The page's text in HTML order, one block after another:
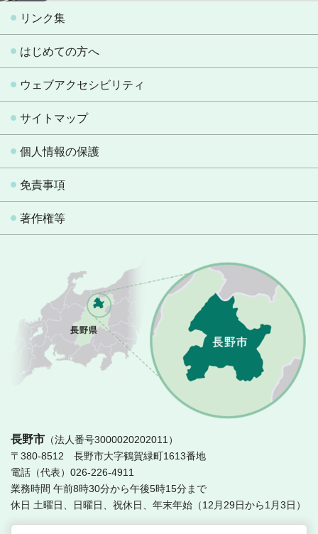
リンク集
はじめての方へ
ウェブアクセシビリティ
サイトマップ
個人情報の保護
免責事項
著作権等
長野市 （法人番号3000020202011）
〒380-8512 長野市大字鶴賀緑町1613番地
電話（代表）026-226-4911
業務時間 午前8時30分から午後5時15分まで
休日 土曜日、日曜日、祝休日、年末年始（12月29日から1月3日）